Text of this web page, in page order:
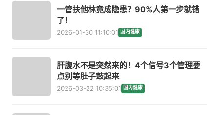
一管扶他林竟成隐患？90%人第一步就错
了！
2026-01-30 11:10:01 国内健康
肝腹水不是突然来的！4个信号3个管理要
点别等肚子鼓起来
2026-03-22 10:35:01 国内健康